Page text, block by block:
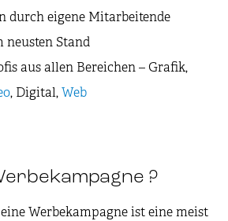
durch eigene Mitarbeitende
neusten Stand
aus allen Bereichen – Grafik,
, Digital,Web
?
Werbekampagne ist eine meist